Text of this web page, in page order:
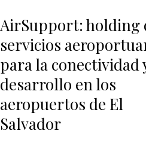
AirSupport: holding
servicios
para la conectividad
desarrollo en los
aeropuertos de El
Salvador